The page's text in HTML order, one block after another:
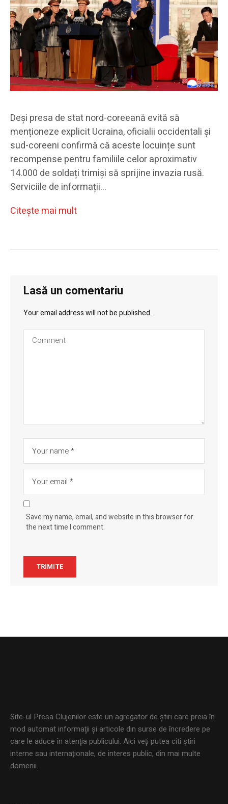
Deși presa de stat nord-coreeană evită să
menționeze explicit Ucraina, oficialii occidentali și
sud-coreeni confirmă că aceste locuințe sunt
recompense pentru familiile celor aproximativ
14.000 de soldați trimiși să sprijine invazia rusă.
Serviciile de informații…
Citeşte mai mult
Lasă un comentariu
Your email address will not be published.
Save my name, email, and website in this browser for
the next time I comment.
Site-ul Presa Clujenilor este un agregator de ştiri care preia în
mod automat informaţii şi articole din surse de încredere pe
care le aduce în atenţia publicului. Aici veţi putea citi ştiri
interne sau internaţionale, de interes public, din mai multe
domenii.